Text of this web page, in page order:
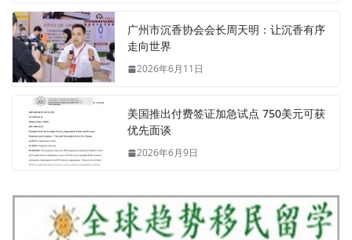
广州市沉香协会会长周天明：让沉香有序
走向世界
2026年6月11日
美国推出付费签证加急试点 750美元可获
优先面谈
2026年6月9日